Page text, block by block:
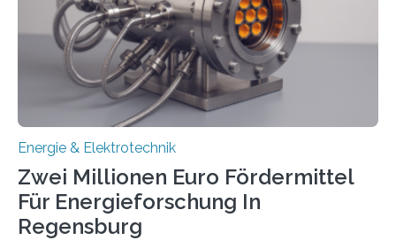
(EE-Anlagen) ist entscheidend für die Energiewende.
Denn ohne Anschluss an das Netz kann kein Strom
eingespeist werden. Nach dem Erneuerbare-Energien-
Gesetz (EEG) sind Netzbetreiber…
Energie & Elektrotechnik
Zwei Millionen Euro Fördermittel
Für Energieforschung In
Regensburg